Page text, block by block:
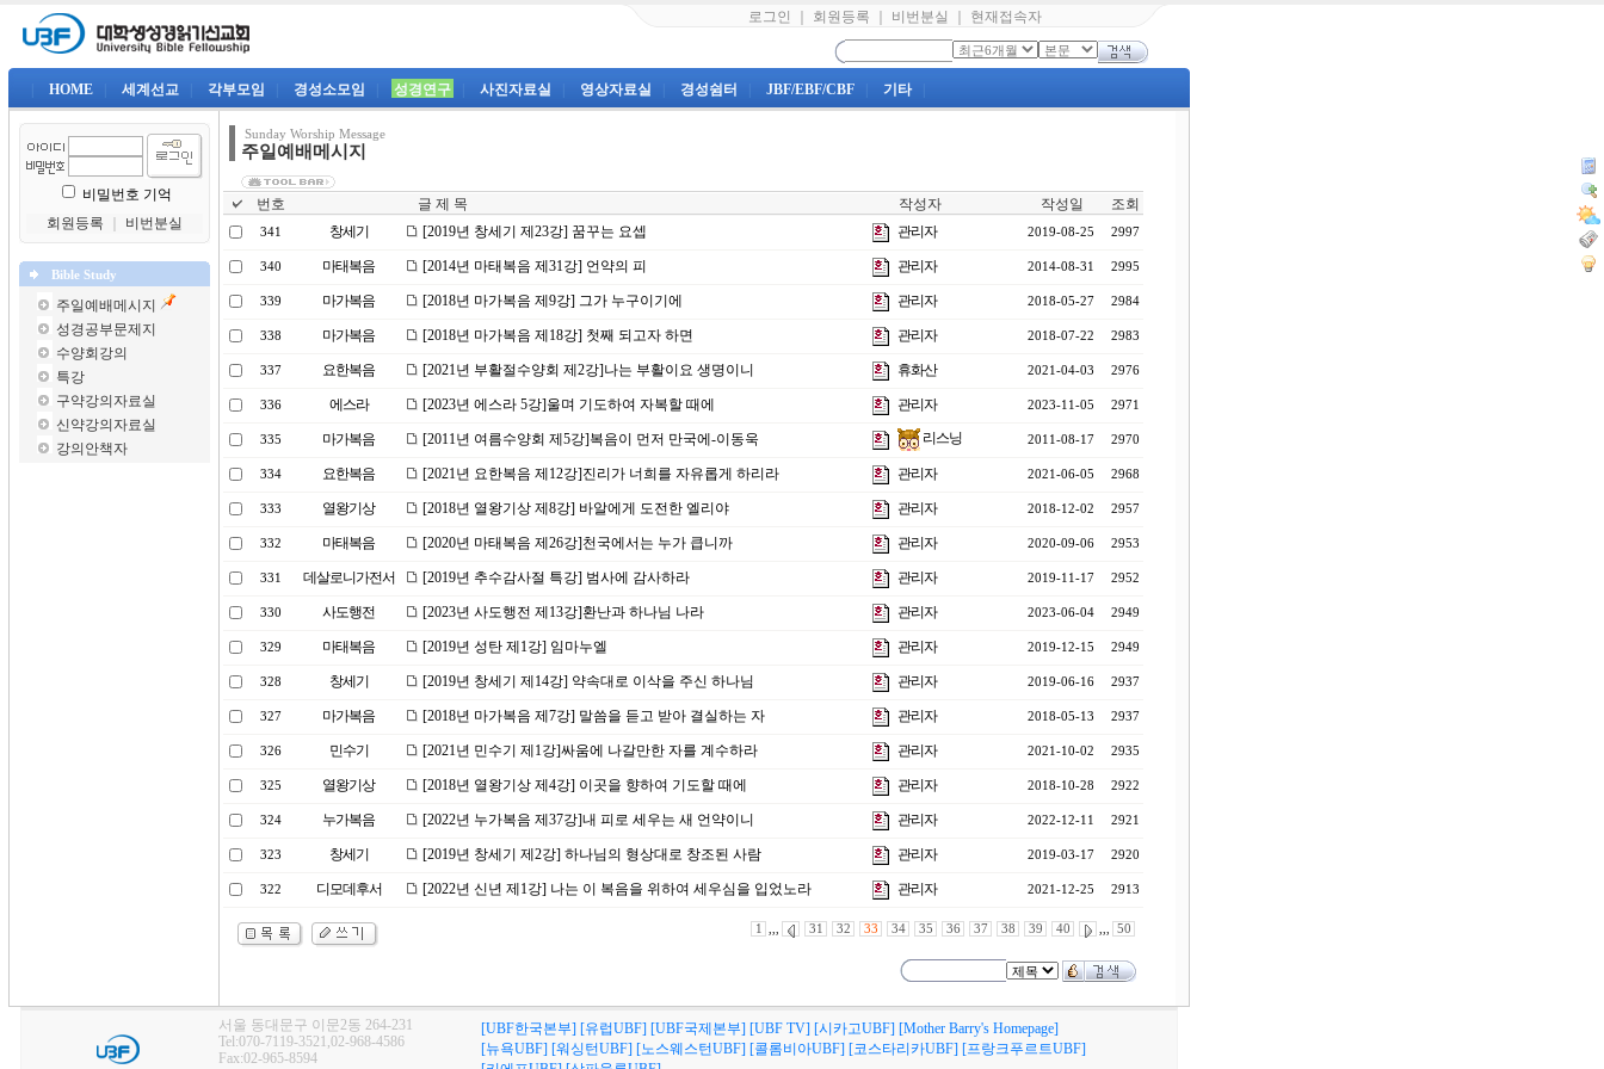
로그인 회원등록 비번분실 현재접속자
HOME 세계선교 각부모임 경성소모임 성경연구 사진자료실 영상자료실 경성쉼터 JBF/EBF/CBF 기타
비밀번호 기억
회원등록
비번분실
Bible Study
주일예배메시지
성경공부문제지
수양회강의
특강
구약강의자료실
신약강의자료실
강의안책자
Sunday Worship Message
주일예배메시지
번호 글 제 목 작성자 작성일 조회
341 창세기 [2019년 창세기 제23강] 꿈꾸는 요셉 관리자 2019-08-25 2997
340 마태복음 [2014년 마태복음 제31강] 언약의 피 관리자 2014-08-31 2995
339 마가복음 [2018년 마가복음 제9강] 그가 누구이기에 관리자 2018-05-27 2984
338 마가복음 [2018년 마가복음 제18강] 첫째 되고자 하면 관리자 2018-07-22 2983
337 요한복음 [2021년 부활절수양회 제2강]나는 부활이요 생명이니 휴화산 2021-04-03 2976
336 에스라 [2023년 에스라 5강]울며 기도하여 자복할 때에 관리자 2023-11-05 2971
335 마가복음 [2011년 여름수양회 제5강]복음이 먼저 만국에-이동욱 리스닝 2011-08-17 2970
334 요한복음 [2021년 요한복음 제12강]진리가 너희를 자유롭게 하리라 관리자 2021-06-05 2968
333 열왕기상 [2018년 열왕기상 제8강] 바알에게 도전한 엘리야 관리자 2018-12-02 2957
332 마태복음 [2020년 마태복음 제26강]천국에서는 누가 큽니까 관리자 2020-09-06 2953
331 데살로니가전서 [2019년 추수감사절 특강] 범사에 감사하라 관리자 2019-11-17 2952
330 사도행전 [2023년 사도행전 제13강]환난과 하나님 나라 관리자 2023-06-04 2949
329 마태복음 [2019년 성탄 제1강] 임마누엘 관리자 2019-12-15 2949
328 창세기 [2019년 창세기 제14강] 약속대로 이삭을 주신 하나님 관리자 2019-06-16 2937
327 마가복음 [2018년 마가복음 제7강] 말씀을 듣고 받아 결실하는 자 관리자 2018-05-13 2937
326 민수기 [2021년 민수기 제1강]싸움에 나갈만한 자를 계수하라 관리자 2021-10-02 2935
325 열왕기상 [2018년 열왕기상 제4강] 이곳을 향하여 기도할 때에 관리자 2018-10-28 2922
324 누가복음 [2022년 누가복음 제37강]내 피로 세우는 새 언약이니 관리자 2022-12-11 2921
323 창세기 [2019년 창세기 제2강] 하나님의 형상대로 창조된 사람 관리자 2019-03-17 2920
322 디모데후서 [2022년 신년 제1강] 나는 이 복음을 위하여 세우심을 입었노라 관리자 2021-12-25 2913
1 ,,, 31 32 33 34 35 36 37 38 39 40 ,,, 50
서울 동대문구 이문2동 264-231
Tel:070-7119-3521,02-968-4586
Fax:02-965-8594
[UBF한국본부] [유럽UBF] [UBF국제본부] [UBF TV] [시카고UBF] [Mother Barry's Homepage]
[뉴욕UBF] [워싱턴UBF] [노스웨스턴UBF] [콜롬비아UBF] [코스타리카UBF] [프랑크푸르트UBF]